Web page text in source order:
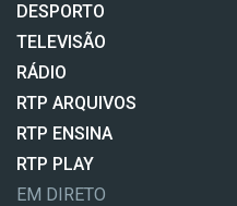
DESPORTO
TELEVISÃO
RÁDIO
RTP ARQUIVOS
RTP ENSINA
RTP PLAY
EM DIRETO